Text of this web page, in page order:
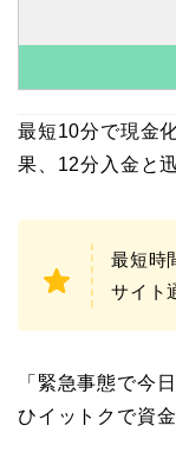
最短10分で現金
果、12分入金と
最短時
サイト
「緊急事態で今
ひイットクで資